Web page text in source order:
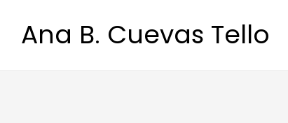
Ana B. Cuevas Tello